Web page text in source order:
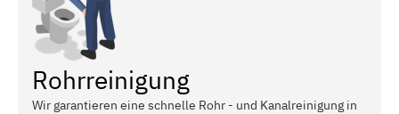
Rohrreinigung
Wir garantieren eine schnelle Rohr - und Kanalreinigung in